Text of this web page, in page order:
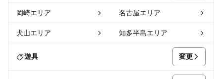
岡崎エリア 名古屋エリア
犬山エリア 知多半島エリア
遊具 変更